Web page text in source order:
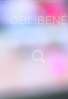
OBLÍBENÉ